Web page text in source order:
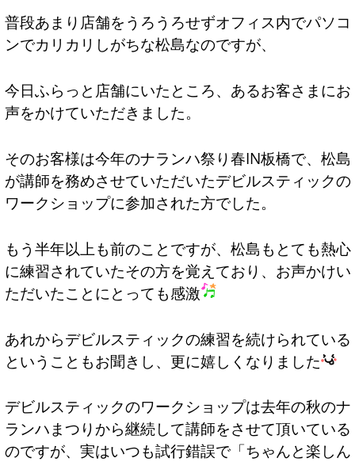
普段あまり店舗をうろうろせずオフィス内でパソコ
ンでカリカリしがちな松島なのですが、
今日ふらっと店舗にいたところ、あるお客さまにお
声をかけていただきました。
そのお客様は今年のナランハ祭り春IN板橋で、松島
が講師を務めさせていただいたデビルスティックの
ワークショップに参加された方でした。
もう半年以上も前のことですが、松島もとても熱心
に練習されていたその方を覚えており、お声かけい
ただいたことにとっても感激
あれからデビルスティックの練習を続けられている
ということもお聞きし、更に嬉しくなりました
デビルスティックのワークショップは去年の秋のナ
ランハまつりから継続して講師をさせて頂いている
のですが、実はいつも試行錯誤で「ちゃんと楽しん